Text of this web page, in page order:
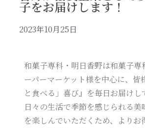
子をお届けします！
2023年10月25日
和菓子専科・明日香野は和菓子専
ーパーマーケット様を中心に、皆
と食べる」喜び』を毎日お届けし
日々の生活で季節を感じられる美
を楽しんでいただくため、よりお